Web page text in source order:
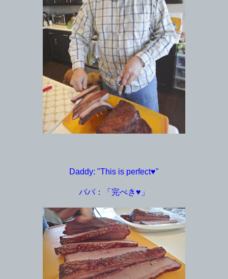
Daddy: "This is perfect♥"
パパ：「完ぺき♥」